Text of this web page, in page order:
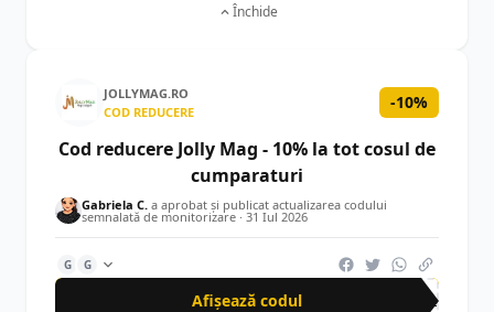
Închide
JOLLYMAG.RO
COD REDUCERE
-10%
Cod reducere Jolly Mag - 10% la tot cosul de
cumparaturi
Gabriela C. a aprobat și publicat actualizarea codului
semnalată de monitorizare · 31 Iul 2026
G G
Afișează codul JOL